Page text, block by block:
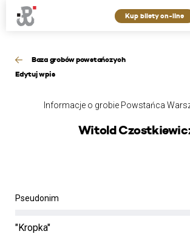
Kup bilety on-line
Baza grobów powstańczych
Edytuj wpis
Informacje o grobie Powstańca
Witold
Pseudonim
"Kropka"